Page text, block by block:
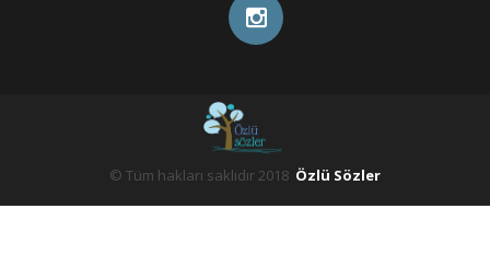
© Tüm hakları saklıdır 2018 Özlü Sözler